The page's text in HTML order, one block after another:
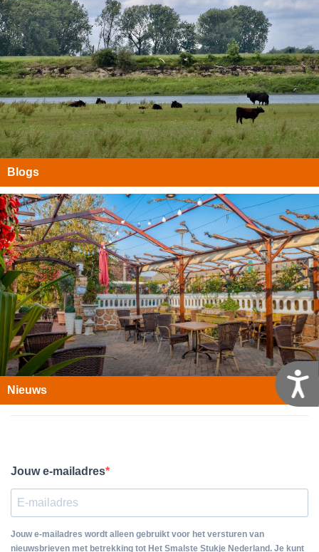
Blogs
Nieuws
Jouw e-mailadres
Jouw e-mailadres wordt alleen gebruikt voor het versturen van
nieuwsbrieven met betrekking tot Het Smalste Stukje Nederland. Je kunt